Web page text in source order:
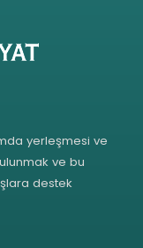
yerleşmesi ve
ve bu
destek